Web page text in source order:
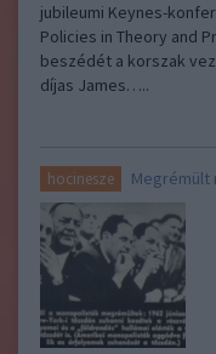
jubileumi Keynes-
Policies in Theory and
beszédét a korszak
díjas James…..
hocinesze Megrémült